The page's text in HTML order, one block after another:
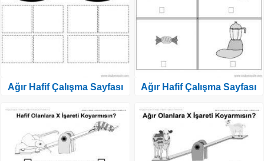
Ağır Hafif Çalışma Sayfası Ağır Hafif Çalışma Sayfası